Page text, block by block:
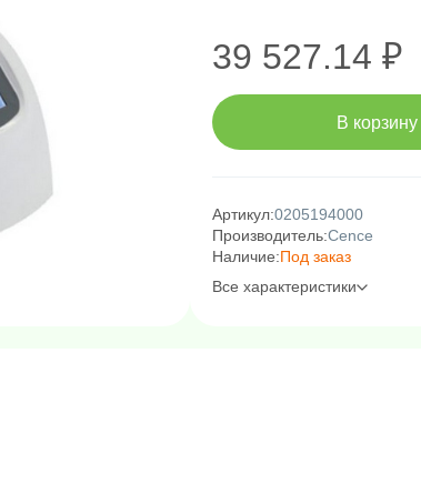
39 527.14 ₽
В корзину
Артикул:0205194000
Производитель:Cence
Наличие:Под заказ
Все характеристики